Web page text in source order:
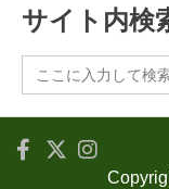
サイト内検
Search
for: